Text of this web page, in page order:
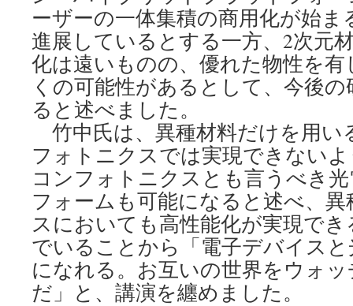
ーザーの一体集積の商用化が始
進展しているとする一方、2次元
化は遠いものの、優れた物性を
くの可能性があるとして、今後
ると述べました。
竹中氏は、異種材料だけを用い
フォトニクスでは実現できない
コンフォトニクスとも言うべき
フォームも可能になると述べ、
スにおいても高性能化が実現で
でいることから「電子デバイス
になれる。お互いの世界をウォ
だ」と、講演を纏めました。